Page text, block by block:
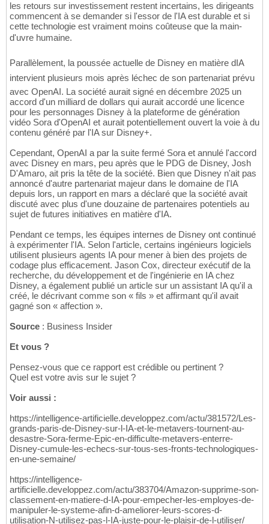
les retours sur investissement restent incertains, les dirigeants
commencent à se demander si l'essor de l'IA est durable et si
cette technologie est vraiment moins coûteuse que la main-
d'uvre humaine.
Parallèlement, la poussée actuelle de Disney en matière dIA
intervient plusieurs mois après léchec de son partenariat prévu
avec OpenAI. La société aurait signé en décembre 2025 un
accord d'un milliard de dollars qui aurait accordé une licence
pour les personnages Disney à la plateforme de génération
vidéo Sora d'OpenAI et aurait potentiellement ouvert la voie à du
contenu généré par l'IA sur Disney+.
Cependant, OpenAI a par la suite fermé Sora et annulé l'accord
avec Disney en mars, peu après que le PDG de Disney, Josh
D'Amaro, ait pris la tête de la société. Bien que Disney n'ait pas
annoncé d'autre partenariat majeur dans le domaine de l'IA
depuis lors, un rapport en mars a déclaré que la société avait
discuté avec plus d'une douzaine de partenaires potentiels au
sujet de futures initiatives en matière d'IA.
Pendant ce temps, les équipes internes de Disney ont continué
à expérimenter l'IA. Selon l'article, certains ingénieurs logiciels
utilisent plusieurs agents IA pour mener à bien des projets de
codage plus efficacement. Jason Cox, directeur exécutif de la
recherche, du développement et de l'ingénierie en IA chez
Disney, a également publié un article sur un assistant IA qu'il a
créé, le décrivant comme son « fils » et affirmant qu'il avait
gagné son « affection ».
Source : Business Insider
Et vous ?
Pensez-vous que ce rapport est crédible ou pertinent ?
Quel est votre avis sur le sujet ?
Voir aussi :
https://intelligence-artificielle.developpez.com/actu/381572/Les-
grands-paris-de-Disney-sur-l-IA-et-le-metavers-tournent-au-
desastre-Sora-ferme-Epic-en-difficulte-metavers-enterre-
Disney-cumule-les-echecs-sur-tous-ses-fronts-technologiques-
en-une-semaine/
https://intelligence-
artificielle.developpez.com/actu/383704/Amazon-supprime-son-
classement-en-matiere-d-IA-pour-empecher-les-employes-de-
manipuler-le-systeme-afin-d-ameliorer-leurs-scores-d-
utilisation-N-utilisez-pas-l-IA-juste-pour-le-plaisir-de-l-utiliser/